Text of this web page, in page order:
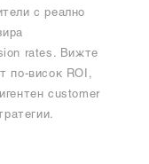
с реално
rates. Вижте
по-висок ROI,
customer